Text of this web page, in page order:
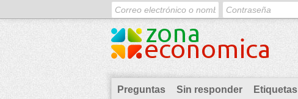
Preguntas Sin responder Etiquetas